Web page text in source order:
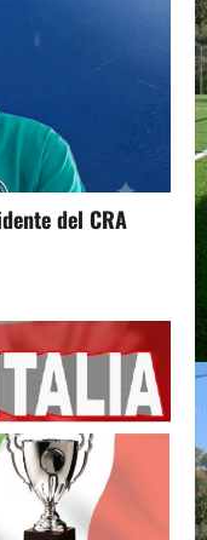
del CRA